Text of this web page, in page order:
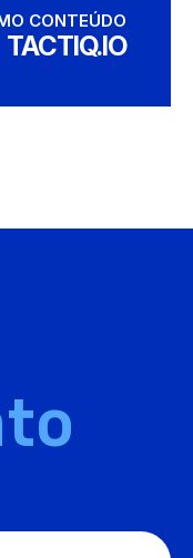
CONTEÚDO
TACTIQ.IO